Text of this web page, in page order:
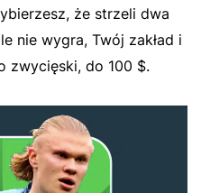
że strzeli dwa
nie wygra, Twój zakład i
zwycięski, do 100 $.